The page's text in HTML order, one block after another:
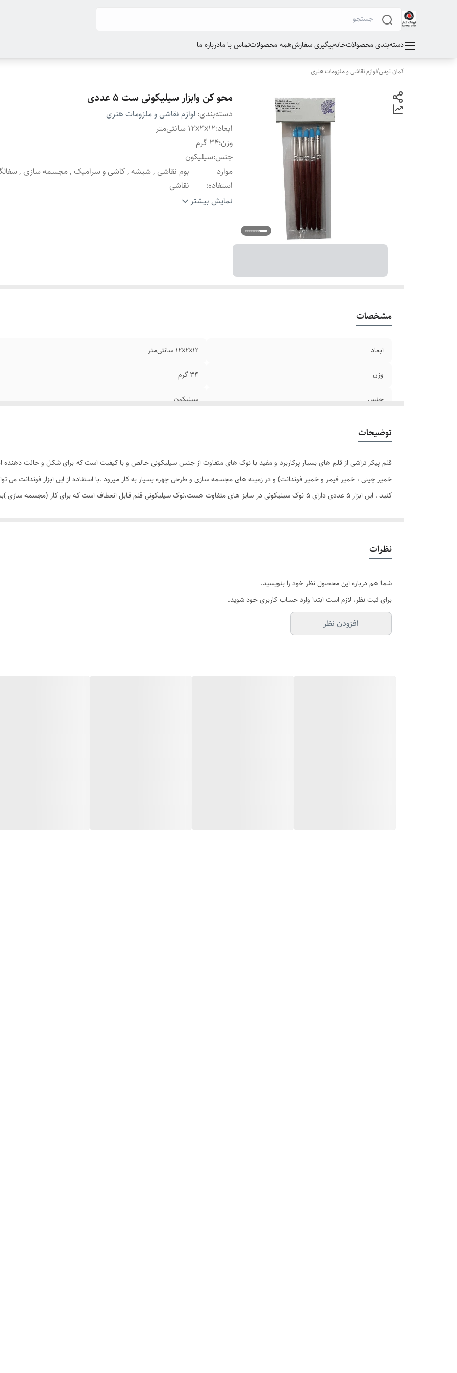
دسته‌بندی محصولاتخانهپیگیری سفارشهمه محصولاتتماس با مادرباره ما
کمان توس/لوازم نقاشی و ملزومات هنری
محو کن وابزار سیلیکونی ست 5 عددی
دسته‌بندی: لوازم نقاشی و ملزومات هنری
ابعاد:12x2x12 سانتی‌متر
وزن:34 گرم
جنس:سیلیکون
موارد
استفاده:
بوم نقاشی , شیشه , کاشی و سرامیک , مجسمه سازی ,
نقاشی
سایر
مناسب جهت استفاده در : مجسمه سازی عروسک سازی با خمیرنمایش بیشتر
مشخصات
ابعاد 12x2x12 سانتی‌متر
وزن 34 گرم
جنس سیلیکون
مناسب برای چهره سازی قابل استفاده برای ساخت سرامیک
توضیحات
قلم پیکر تراشی از قلم های بسیار پرکاربرد و مفید با نوک های متفاوت از جنس سیلیکونی خالص و با کیفیت است که برای شکل و حالت دهنده
خمیر چینی ، خمیر فیمر و خمیر فوندانت) و در زمینه های مجسمه سازی و طرحی چهره بسیار به کار میرود .با استفاده از این ابزار فوندانت می
کنید . این ابزار 5 عددی دارای 5 نوک سیلیکونی در سایز های متفاوت هست،نوک سیلیکونی قلم قابل انعطاف است که برای کار
نظرات
شما هم درباره این محصول نظر خود را بنویسید.
برای ثبت نظر، لازم است ابتدا وارد حساب کاربری خود شوید.
افزودن نظر